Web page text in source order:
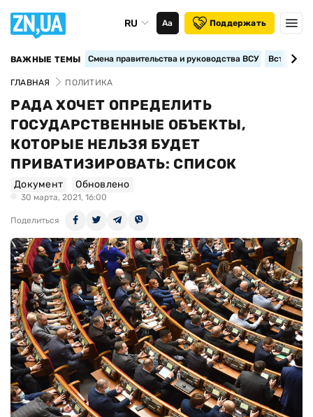
RU Аа Поддержать
ВАЖНЫЕ ТЕМЫ Смена правительства и руководства ВСУ
ГЛАВНАЯ ПОЛИТИКА
РАДА ХОЧЕТ ОПРЕДЕЛИТЬ
ГОСУДАРСТВЕННЫЕ ОБЪЕКТЫ,
КОТОРЫЕ НЕЛЬЗЯ БУДЕТ
ПРИВАТИЗИРОВАТЬ: СПИСОК
Документ Обновлено
30 марта, 2021, 16:00
Поделиться